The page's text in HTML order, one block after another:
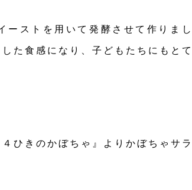
ーストを用いて発酵させて作りまし
た食感になり、子どもたちにもとて
ひきのかぼちゃ』よりかぼちゃサラ